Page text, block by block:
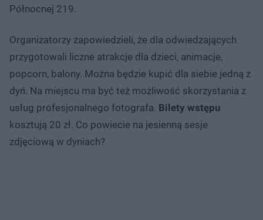
Północnej 219.
Organizatorzy zapowiedzieli, że dla odwiedzających
przygotowali liczne atrakcje dla dzieci, animacje,
popcorn, balony. Można będzie kupić dla siebie jedną z
dyń. Na miejscu ma być też możliwość skorzystania z
usług profesjonalnego fotografa. Bilety wstępu
kosztują 20 zł. Co powiecie na jesienną sesje
zdjęciową w dyniach?